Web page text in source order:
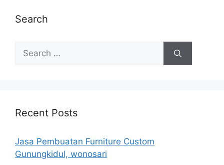
Search
Search
for:
Recent Posts
Jasa Pembuatan Furniture Custom
Gunungkidul, wonosari